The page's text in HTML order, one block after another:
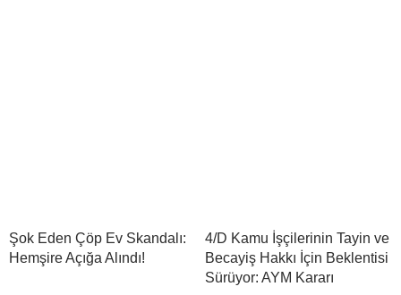
Şok Eden Çöp Ev Skandalı:
Hemşire Açığa Alındı!
4/D Kamu İşçilerinin Tayin ve
Becayiş Hakkı İçin Beklentisi
Sürüyor: AYM Kararı